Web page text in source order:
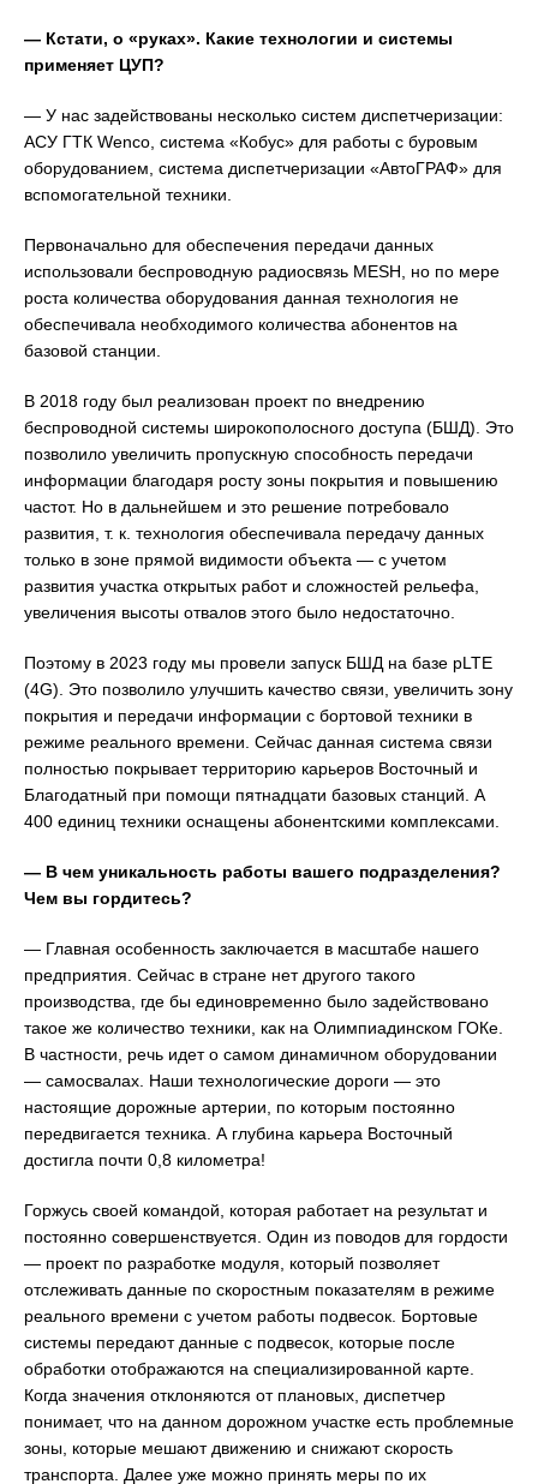
— Кстати, о «руках». Какие технологии и системы
применяет ЦУП?
— У нас задействованы несколько систем диспетчеризации:
АСУ ГТК Wenco, система «Кобус» для работы с буровым
оборудованием, система диспетчеризации «АвтоГРАФ» для
вспомогательной техники.
Первоначально для обеспечения передачи данных
использовали беспроводную радиосвязь MESH, но по мере
роста количества оборудования данная технология не
обеспечивала необходимого количества абонентов на
базовой станции.
В 2018 году был реализован проект по внедрению
беспроводной системы широкополосного доступа (БШД). Это
позволило увеличить пропускную способность передачи
информации благодаря росту зоны покрытия и повышению
частот. Но в дальнейшем и это решение потребовало
развития, т. к. технология обеспечивала передачу данных
только в зоне прямой видимости объекта — с учетом
развития участка открытых работ и сложностей рельефа,
увеличения высоты отвалов этого было недостаточно.
Поэтому в 2023 году мы провели запуск БШД на базе pLTE
(4G). Это позволило улучшить качество связи, увеличить зону
покрытия и передачи информации с бортовой техники в
режиме реального времени. Сейчас данная система связи
полностью покрывает территорию карьеров Восточный и
Благодатный при помощи пятнадцати базовых станций. А
400 единиц техники оснащены абонентскими комплексами.
— В чем уникальность работы вашего подразделения?
Чем вы гордитесь?
— Главная особенность заключается в масштабе нашего
предприятия. Сейчас в стране нет другого такого
производства, где бы единовременно было задействовано
такое же количество техники, как на Олимпиадинском ГОКе.
В частности, речь идет о самом динамичном оборудовании
— самосвалах. Наши технологические дороги — это
настоящие дорожные артерии, по которым постоянно
передвигается техника. А глубина карьера Восточный
достигла почти 0,8 километра!
Горжусь своей командой, которая работает на результат и
постоянно совершенствуется. Один из поводов для гордости
— проект по разработке модуля, который позволяет
отслеживать данные по скоростным показателям в режиме
реального времени с учетом работы подвесок. Бортовые
системы передают данные с подвесок, которые после
обработки отображаются на специализированной карте.
Когда значения отклоняются от плановых, диспетчер
понимает, что на данном дорожном участке есть проблемные
зоны, которые мешают движению и снижают скорость
транспорта. Далее уже можно принять меры по их